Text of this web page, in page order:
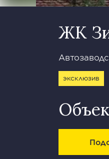
ЖК
ЭКСКЛЮЗИВ